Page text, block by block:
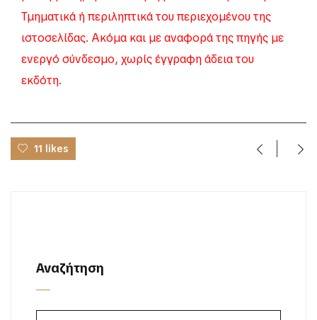
Τμηματικά ή περιληπτικά του περιεχομένου της
ιστοσελίδας. Ακόμα και με αναφορά της πηγής με
ενεργό σύνδεσμο, χωρίς έγγραφη άδεια του
εκδότη.
11 likes
Αναζήτηση